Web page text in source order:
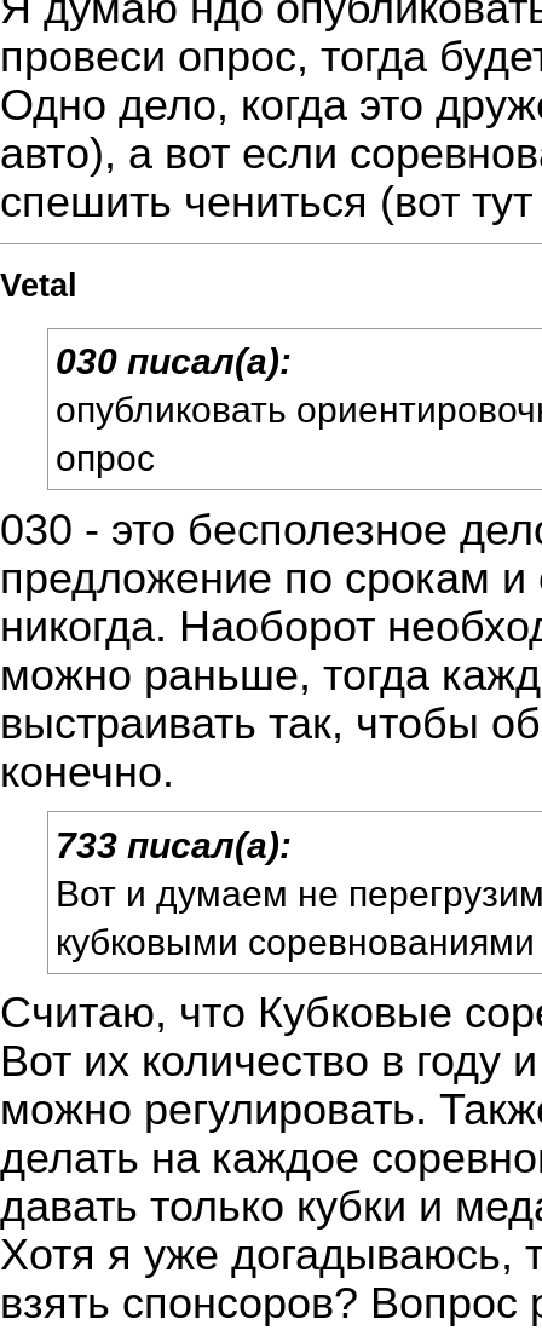
провеси опрос, тогда
Одно дело, когда это
авто), а вот если
спешить чениться (вот
Vetal
030 писал(а):
опубликовать
опрос
030 - это бесполезное
предложение по срокам и
никогда. Наоборот
можно раньше, тогда
выстраивать так, чтобы
конечно.
733 писал(а):
Вот и думаем не
кубковыми соревнованиями
Считаю, что Кубковые
Вот их количество в году
можно регулировать.
делать на каждое
давать только кубки и
Хотя я уже догадываюсь,
взять спонсоров?